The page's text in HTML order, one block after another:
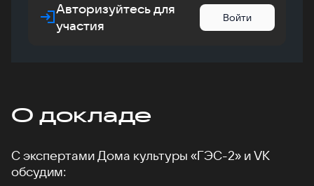
Авторизуйтесь для
участия
Войти
О докладе
С экспертами Дома культуры «ГЭС-2» и VK
обсудим: